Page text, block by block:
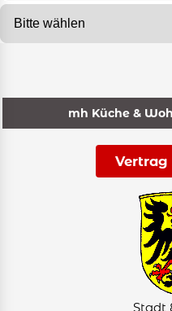
mh Küche &
Stadt